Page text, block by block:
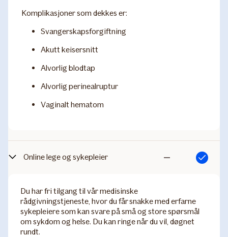
Komplikasjoner som dekkes er:
Svangerskapsforgiftning
Akutt keisersnitt
Alvorlig blodtap
Alvorlig perinealruptur
Vaginalt hematom
Online lege og sykepleier Inkludert
Du har fri tilgang til vår medisinske
rådgivningstjeneste, hvor du får snakke med erfarne
sykepleiere som kan svare på små og store spørsmål
om sykdom og helse. Du kan ringe når du vil, døgnet
rundt.